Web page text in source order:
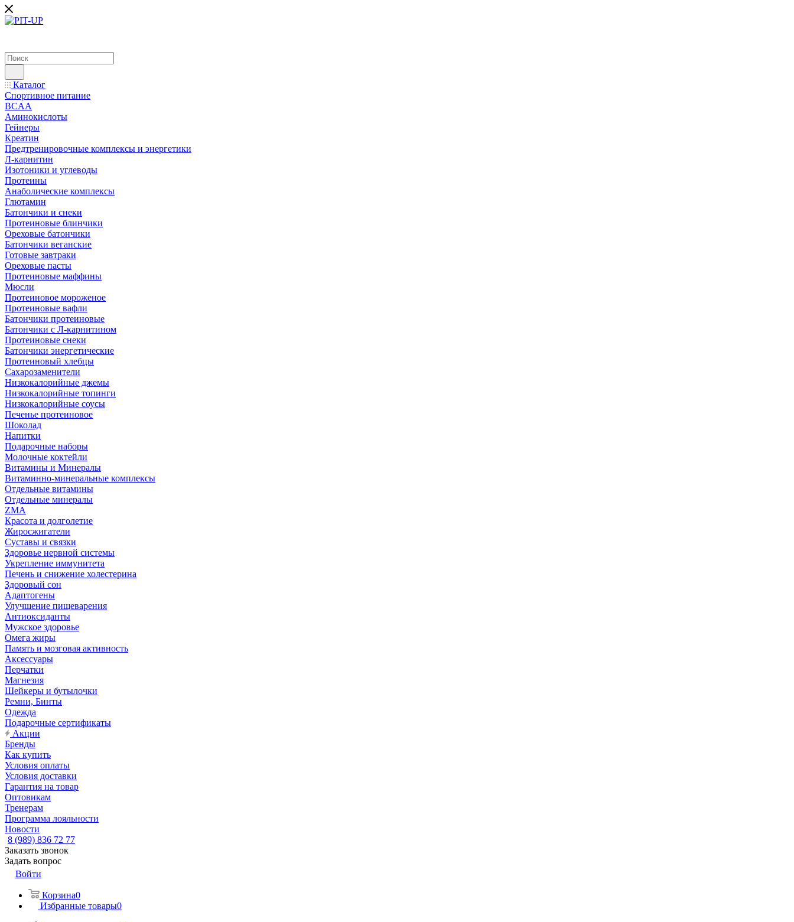
Каталог
Спортивное питание
BCAA
Аминокислоты
Гейнеры
Креатин
Предтренировочные комплексы и энергетики
Л-карнитин
Изотоники и углеводы
Протеины
Анаболические комплексы
Глютамин
Батончики и снеки
Протеиновые блинчики
Ореховые батончики
Батончики веганские
Готовые завтраки
Ореховые пасты
Протеиновые маффины
Мюсли
Протеиновое мороженое
Протеиновые вафли
Батончики протеиновые
Батончики с Л-карнитином
Протеиновые снеки
Батончики энергетические
Протеиновый хлебцы
Сахарозаменители
Низкокалорийные джемы
Низкокалорийные топинги
Низкокалорийные соусы
Печенье протеиновое
Шоколад
Напитки
Подарочные наборы
Молочные коктейли
Витамины и Минералы
Витаминно-минеральные комплексы
Отдельные витамины
Отдельные минералы
ZMA
Красота и долголетие
Жиросжигатели
Суставы и связки
Здоровье нервной системы
Укрепление иммунитета
Печень и снижение холестерина
Здоровый сон
Адаптогены
Улучшение пищеварения
Антиоксиданты
Мужское здоровье
Омега жиры
Память и мозговая активность
Аксессуары
Перчатки
Магнезия
Шейкеры и бутылочки
Ремни, Бинты
Одежда
Подарочные сертификаты
Акции
Бренды
Как купить
Условия оплаты
Условия доставки
Гарантия на товар
Оптовикам
Тренерам
Программа лояльности
Новости
8 (989) 836 72 77
Заказать звонок
Задать вопрос
Войти
Корзина0
Избранные товары0